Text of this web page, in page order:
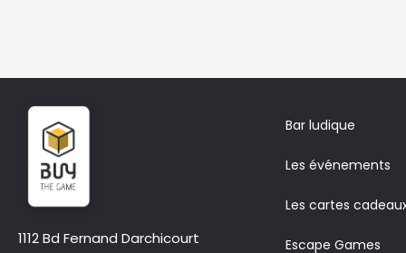
1112 Bd Fernand Darchicourt
Bar ludique
Les événements
Les cartes
Escape Games